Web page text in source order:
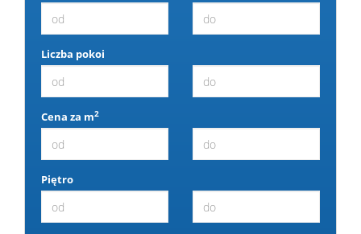
Liczba pokoi
Cena za m2
Piętro